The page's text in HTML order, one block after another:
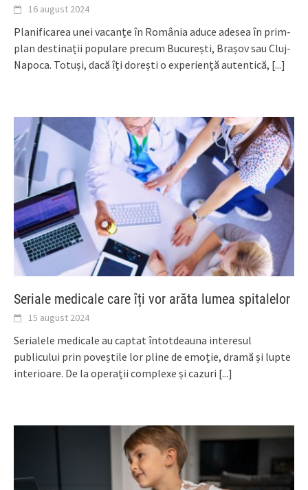
16 august 2024
Planificarea unei vacanțe în România aduce adesea în prim-
plan destinații populare precum București, Brașov sau Cluj-
Napoca. Totuși, dacă îți dorești o experiență autentică, [...]
Seriale medicale care îți vor arăta lumea spitalelor
15 august 2024
Serialele medicale au captat întotdeauna interesul
publicului prin poveștile lor pline de emoție, dramă și lupte
interioare. De la operații complexe și cazuri [...]